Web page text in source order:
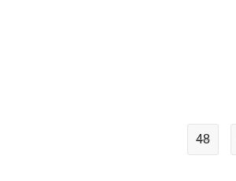
48